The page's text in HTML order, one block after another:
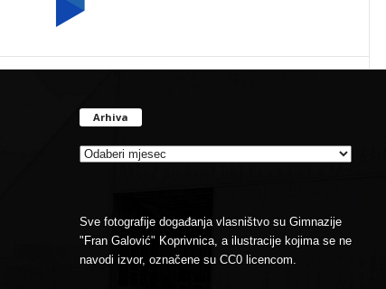
Arhiva
Sve fotografije događanja vlasništvo su Gimnazije
"Fran Galović" Koprivnica, a ilustracije kojima se ne
navodi izvor, označene su CC0 licencom.